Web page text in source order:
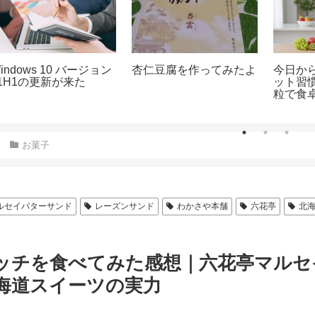
10 バージョン
の更新が来た
杏仁豆腐を作ってみたよ
今日か
ット習
粒で食
お菓子
セイバターサンド レーズンサンド わかさや本舗 六花亭 北
チを食べてみた感想｜六花亭マル
道スイーツの実力